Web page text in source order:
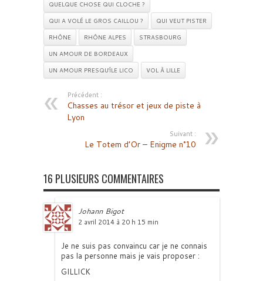
QUELQUE CHOSE QUI CLOCHE ?
QUI A VOLÉ LE GROS CAILLOU ?
QUI VEUT PISTER
RHÔNE
RHÔNE ALPES
STRASBOURG
UN AMOUR DE BORDEAUX
UN AMOUR PRESQU'ÎLE LICO
VOL À LILLE
Précédent :
Chasses au trésor et jeux de piste à
Lyon
Suivant :
Le Totem d’Or – Enigme n°10
16 PLUSIEURS COMMENTAIRES
Johann Bigot
2 avril 2014 à 20 h 15 min
Je ne suis pas convaincu car je ne connais
pas la personne mais je vais proposer :
GILLICK